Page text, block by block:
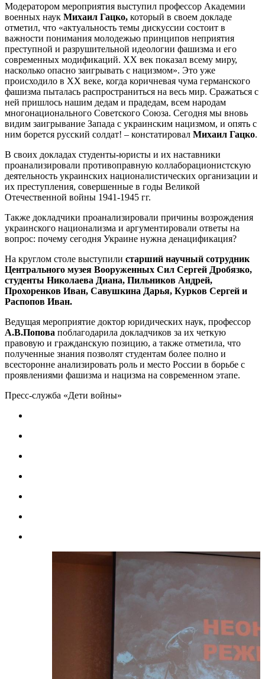
Модератором мероприятия выступил профессор Академии
военных наук Михаил Гацко, который в своем докладе
отметил, что «актуальность темы дискуссии состоит в
важности понимания молодежью принципов неприятия
преступной и разрушительной идеологии фашизма и его
современных модификаций. XX век показал всему миру,
насколько опасно заигрывать с нацизмом». Это уже
происходило в XX веке, когда коричневая чума германского
фашизма пыталась распространиться на весь мир. Сражаться с
ней пришлось нашим дедам и прадедам, всем народам
многонационального Советского Союза. Сегодня мы вновь
видим заигрывание Запада с украинским нацизмом, и опять с
ним борется русский солдат! – констатировал Михаил Гацко.
В своих докладах студенты-юристы и их наставники
проанализировали противоправную коллаборационистскую
деятельность украинских националистических организации и
их преступления, совершенные в годы Великой
Отечественной войны 1941-1945 гг.
Также докладчики проанализировали причины возрождения
украинского национализма и аргументировали ответы на
вопрос: почему сегодня Украине нужна денацификация?
На круглом столе выступили старший научный сотрудник
Центрального музея Вооруженных Сил Сергей Дробязко,
студенты Николаева Диана, Пильников Андрей,
Прохоренков Иван, Савушкина Дарья, Курков Сергей и
Распопов Иван.
Ведущая мероприятие доктор юридических наук, профессор
А.В.Попова поблагодарила докладчиков за их четкую
правовую и гражданскую позицию, а также отметила, что
полученные знания позволят студентам более полно и
всесторонне анализировать роль и место России в борьбе с
проявлениями фашизма и нацизма на современном этапе.
Пресс-служба «Дети войны»